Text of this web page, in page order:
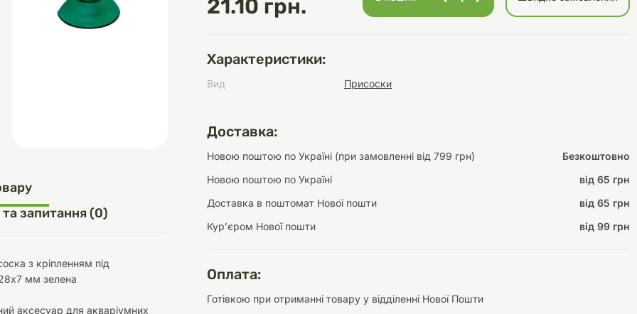
догляду
Переноски Автоаксесуари
та аскесуари
Інструменти для
догляду
Обігрівачі Освітлення
Засоби для догляду Декорації
21.10 грн.
Характеристики:
Вид Присоски
Доставка:
Новою поштою по Україні (при замовленні від 799 грн)
Безкоштовно
Новою поштою по Україні
від 65 грн
Доставка в поштомат Нової пошти
від 65 грн
Курʼєром Нової пошти
від 99 грн
Оплата:
Готівкою при отриманні товару у відділенні Нової Пошти
та запитання (0)
з кріпленням під
мм зелена
аксесуар для акваріумних